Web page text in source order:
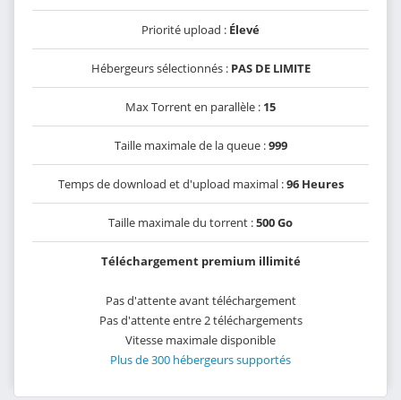
Priorité upload : Élevé
Hébergeurs sélectionnés : PAS DE LIMITE
Max Torrent en parallèle : 15
Taille maximale de la queue :999
Temps de download et d'upload maximal :96 Heures
Taille maximale du torrent :500 Go
Téléchargement premium illimité
Pas d'attente avant téléchargement
Pas d'attente entre 2 téléchargements
Vitesse maximale disponible
Plus de 300 hébergeurs supportés